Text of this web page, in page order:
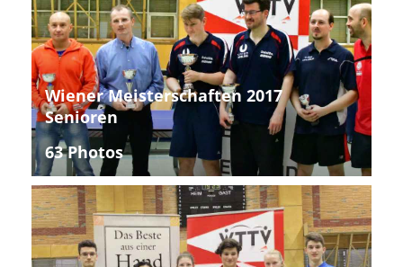
Wiener Meisterschaften 2017
Senioren
63 Photos